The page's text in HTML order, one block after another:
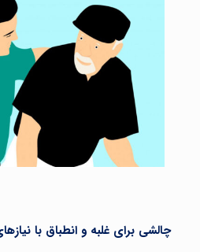
چالشی برای غلبه و انطباق با